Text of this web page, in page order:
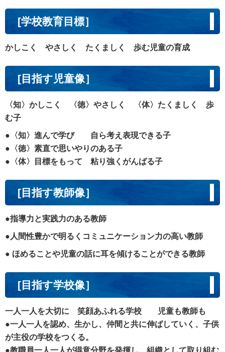
[学校教育目標］
かしこく やさしく たくましく 歩む児童の育成
[目指す児童像］
〈知〉かしこく 〈徳〉やさしく 〈体〉たくましく 歩
む子
●〈知〉進んで学び 自ら考え表現できる子
●〈徳〉素直で思いやりのある子
●〈体〉目標をもって 粘り強くがんばる子
[目指す教師像］
●指導力と実践力のある教師
●人間性豊かで明るく コミュニケーション力の高い教師
● ほめることや児童の話に耳を傾けることができる教師
[目指す学校像］
一人一人を大切に 笑顔あふれる学校 児童も教師も
●一人一人を認め、生かし、仲間と共に伸ばしていく、子供
が主役の学校をつくる。
●教職員一人一人が得意分野を発揮し、組織として取り組む